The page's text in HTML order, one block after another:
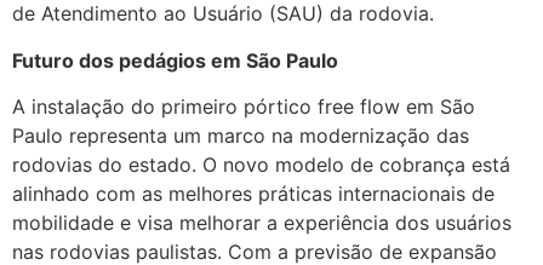
de Atendimento ao Usuário (SAU) da rodovia.
Futuro dos pedágios em São Paulo
A instalação do primeiro pórtico free flow em São
Paulo representa um marco na modernização das
rodovias do estado. O novo modelo de cobrança está
alinhado com as melhores práticas internacionais de
mobilidade e visa melhorar a experiência dos usuários
nas rodovias paulistas. Com a previsão de expansão